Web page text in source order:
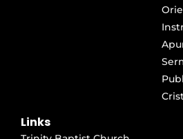
Links